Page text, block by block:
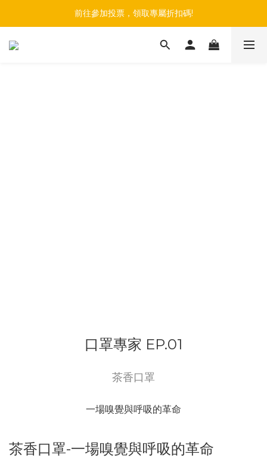
註冊會員+綁定官方LINE帳號，最高享$150購物金
前往參加投票，領取專屬折扣碼!
註冊會員+綁定官方LINE帳號，最高享$150購物金
口罩專家 EP.01
茶香口罩
一場嗅覺與呼吸的革命
茶香口罩-一場嗅覺與呼吸的革命